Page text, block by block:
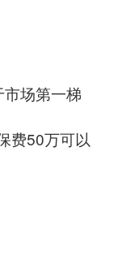
场第一梯
费50万可以